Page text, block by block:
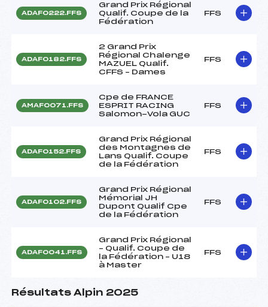
ADAF0222.FFS
Grand Prix Régional
Qualif. Coupe de la
Fédération
FFS
ADAF0182.FFS
2 Grand Prix
Régional Chalenge
MAZUEL Qualif.
CFFS – Dames
FFS
AMAF0071.FFS
Cpe de FRANCE
ESPRIT RACING
Salomon-Vola GUC
FFS
ADAF0152.FFS
Grand Prix Régional
des Montagnes de
Lans Qualif. Coupe
de la Fédération
FFS
ADAF0102.FFS
Grand Prix Régional
Mémorial JH
Dupont Qualif Cpe
de la Fédération
FFS
ADAF0041.FFS
Grand Prix Régional
– Qualif. Coupe de
la Fédération – U18
à Master
FFS
Résultats Alpin 2025